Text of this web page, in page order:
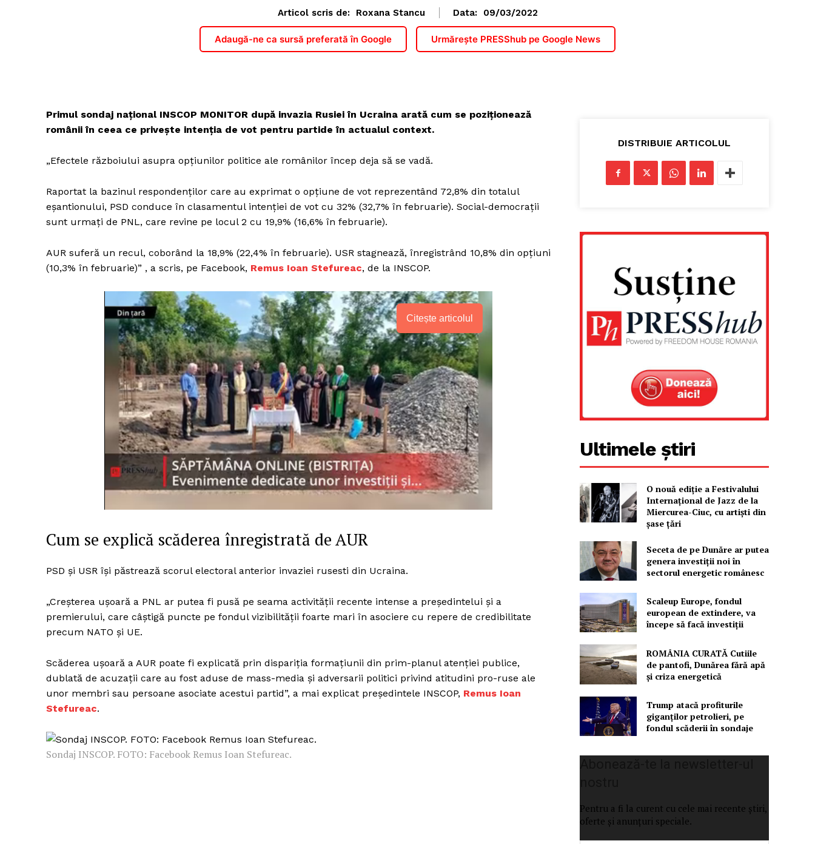
Un proiect
FREEDOM HOUSE
Despre noi / Echipa
Contact
Articol scris de: Roxana Stancu Data: 09/03/2022
Adaugă-ne ca sursă preferată în Google Urmărește PRESShub pe Google News
Primul sondaj național INSCOP MONITOR după invazia Rusiei în Ucraina arată cum se poziționează
românii în ceea ce privește intenția de vot pentru partide în actualul context.
„Efectele războiului asupra opțiunilor politice ale românilor încep deja să se vadă.
Raportat la bazinul respondenților care au exprimat o opțiune de vot reprezentând 72,8% din totalul
eșantionului, PSD conduce în clasamentul intenției de vot cu 32% (32,7% în februarie). Social-democrații
sunt urmați de PNL, care revine pe locul 2 cu 19,9% (16,6% în februarie).
AUR suferă un recul, coborând la 18,9% (22,4% în februarie). USR stagnează, înregistrând 10,8% din opțiuni
(10,3% în februarie)” , a scris, pe Facebook, Remus Ioan Stefureac, de la INSCOP.
Citește articolul
Cum se explică scăderea înregistrată de AUR
PSD și USR își păstrează scorul electoral anterior invaziei rusesti din Ucraina.
„Creșterea ușoară a PNL ar putea fi pusă pe seama activității recente intense a președintelui și a
premierului, care câștigă puncte pe fondul vizibilității foarte mari în asociere cu repere de credibilitate
precum NATO și UE.
Scăderea ușoară a AUR poate fi explicată prin dispariția formațiunii din prim-planul atenției publice,
dublată de acuzații care au fost aduse de mass-media și adversarii politici privind atitudini pro-ruse ale
unor membri sau persoane asociate acestui partid”, a mai explicat președintele INSCOP, Remus Ioan
Stefureac.
Sondaj INSCOP. FOTO: Facebook Remus Ioan Stefureac.
DISTRIBUIE ARTICOLUL
Ultimele știri
O nouă ediţie a Festivalului
Internaţional de Jazz de la
Miercurea-Ciuc, cu artişti din
şase ţări
Seceta de pe Dunăre ar putea
genera investiții noi în
sectorul energetic românesc
Scaleup Europe, fondul
european de extindere, va
începe să facă investiții
ROMÂNIA CURATĂ Cutiile
de pantofi, Dunărea fără apă
și criza energetică
Trump atacă profiturile
giganților petrolieri, pe
fondul scăderii în sondaje
Pentru a fi la curent cu cele mai recente știri,
oferte și anunțuri speciale.